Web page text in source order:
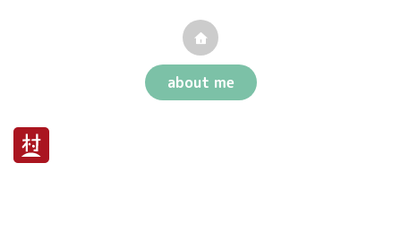
about me